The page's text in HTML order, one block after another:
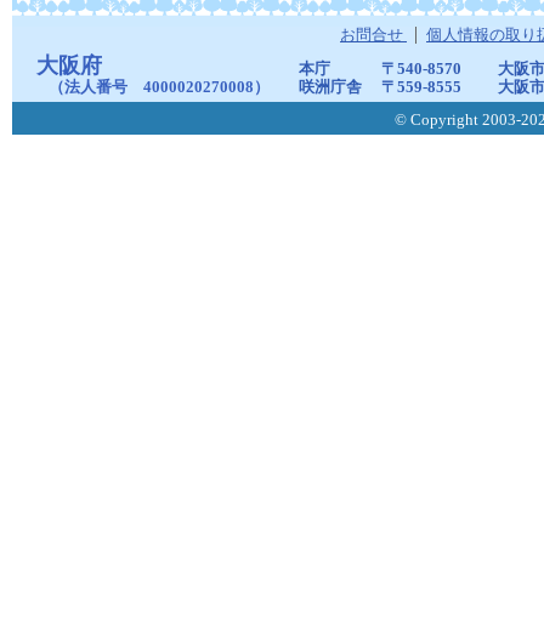
お問合せ 個人情報の取り
大阪府
（法人番号 4000020270008）
本庁 〒540-8570
大阪
咲洲庁舎
〒559-8555
大阪
© Copyright 2003-